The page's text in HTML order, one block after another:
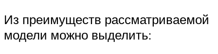
Из преимуществ рассматриваемой
модели можно выделить: